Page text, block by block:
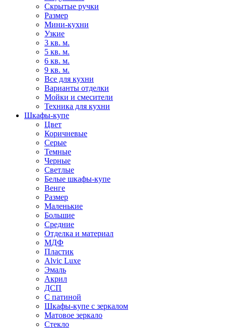
Скрытые ручки
Размер
Мини-кухни
Узкие
3 кв. м.
5 кв. м.
6 кв. м.
9 кв. м.
Все для кухни
Варианты отделки
Мойки и смесители
Техника для кухни
Шкафы-купе
Цвет
Коричневые
Серые
Темные
Черные
Светлые
Белые шкафы-купе
Венге
Размер
Маленькие
Большие
Средние
Отделка и материал
МДФ
Пластик
Alvic Luxe
Эмаль
Акрил
ДСП
С патиной
Шкафы-купе с зеркалом
Матовое зеркало
Стекло